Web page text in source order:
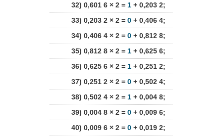
32) 0,601 6 × 2 = 1 + 0,203 2;
33) 0,203 2 × 2 = 0 + 0,406 4;
34) 0,406 4 × 2 = 0 + 0,812 8;
35) 0,812 8 × 2 = 1 + 0,625 6;
36) 0,625 6 × 2 = 1 + 0,251 2;
37) 0,251 2 × 2 = 0 + 0,502 4;
38) 0,502 4 × 2 = 1 + 0,004 8;
39) 0,004 8 × 2 = 0 + 0,009 6;
40) 0,009 6 × 2 = 0 + 0,019 2;